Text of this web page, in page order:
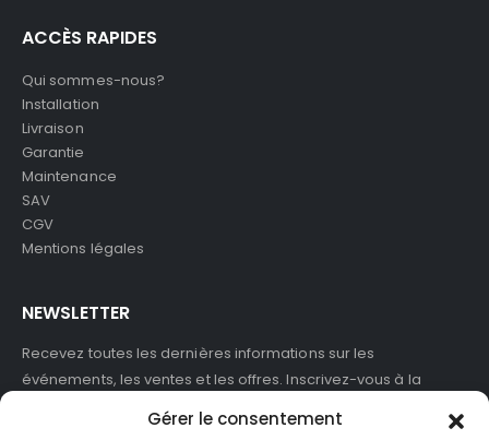
Gérer le consentement
ACCÈS RAPIDES
Qui sommes-nous?
Installation
Livraison
Garantie
Maintenance
SAV
CGV
Mentions légales
NEWSLETTER
Recevez toutes les dernières informations sur les
événements, les ventes et les offres. Inscrivez-vous à la